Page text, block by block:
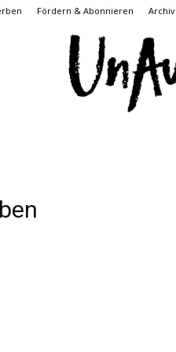
Fördern & Abonnieren Archiv